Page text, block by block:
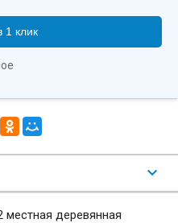
1 клик
деревянная